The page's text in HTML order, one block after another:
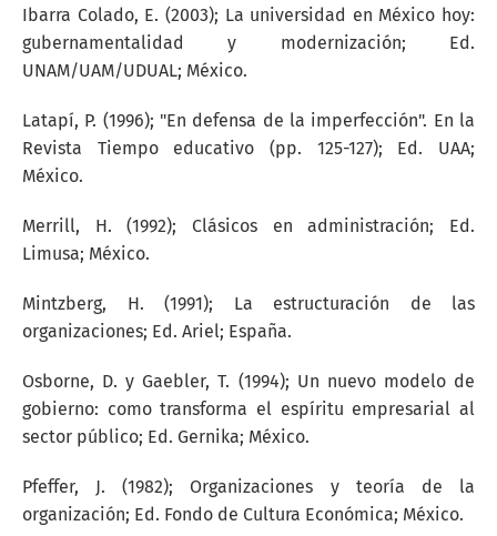
Ibarra Colado, E. (2003); La universidad en México hoy:
gubernamentalidad y modernización; Ed.
UNAM/UAM/UDUAL; México.
Latapí, P. (1996); "En defensa de la imperfección". En la
Revista Tiempo educativo (pp. 125-127); Ed. UAA;
México.
Merrill, H. (1992); Clásicos en administración; Ed.
Limusa; México.
Mintzberg, H. (1991); La estructuración de las
organizaciones; Ed. Ariel; España.
Osborne, D. y Gaebler, T. (1994); Un nuevo modelo de
gobierno: como transforma el espíritu empresarial al
sector público; Ed. Gernika; México.
Pfeffer, J. (1982); Organizaciones y teoría de la
organización; Ed. Fondo de Cultura Económica; México.